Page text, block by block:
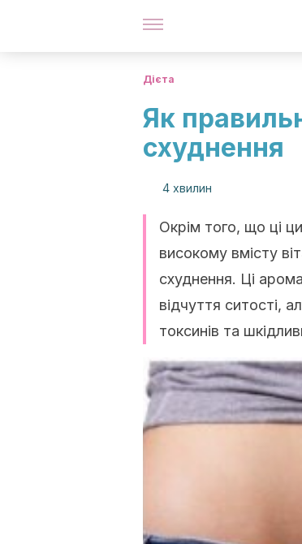
Дієта
Як
схуднення
4 хвилин
Окрім того, що ці
високому вмісту
схуднення. Ці
відчуття ситості,
токсинів та